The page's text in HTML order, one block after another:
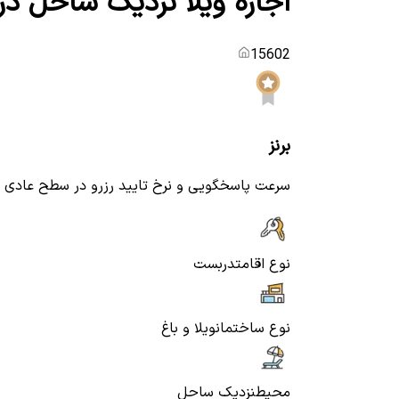
15602
برنز
سرعت پاسخگویی و نرخ تایید رزرو در سطح عادی
نوع اقامتدربست
نوع ساختمانویلا و باغ
محیطنزدیک ساحل